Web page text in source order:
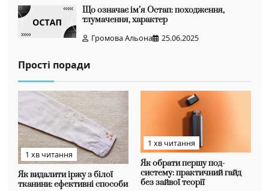
Що означає ім’я Остап: походження,
тлумачення, характер
Громова Альона
25.06.2025
Прості поради
1 хв читання
Як видалити іржу з білої
тканини: ефективні способи
1 хв читання
Як обрати першу под-
систему: практичний гайд
без зайвої теорії